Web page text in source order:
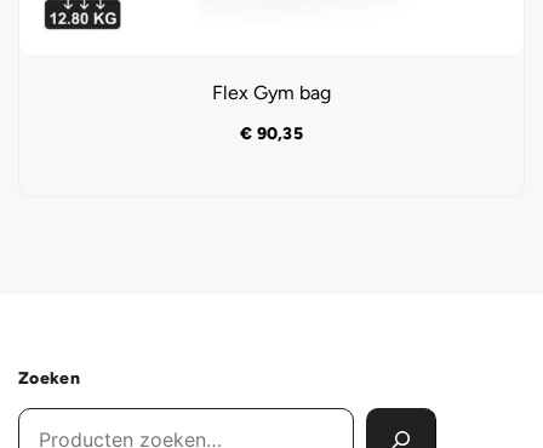
Flex Gym bag
€ 90,35
Zoeken